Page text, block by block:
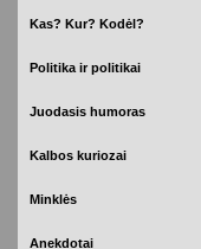
Kas? Kur? Kodėl?
Politika ir politikai
Juodasis humoras
Kalbos kuriozai
Minklės
Anekdotai